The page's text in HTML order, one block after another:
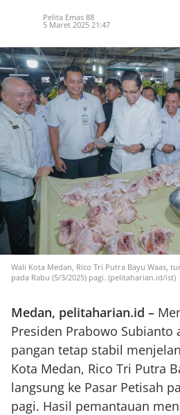
Pelita Emas 88
5 Maret 2025 21:47
Wali Kota Medan, Rico Tri Putra Bayu Waas,
pada Rabu (5/3/2025) pagi. (pelitaharian.id/ist)
Medan, pelitaharian.id –
Presiden Prabowo Subianto
pangan tetap stabil
Kota Medan, Rico Tri Putra
langsung ke Pasar Petisah
pagi. Hasil pemantauan